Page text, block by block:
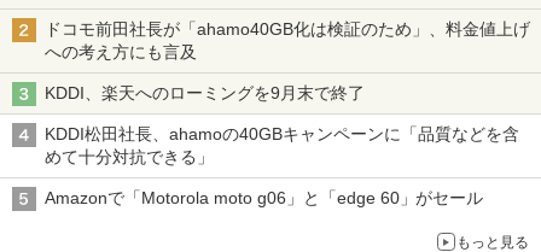
穴と楽天モバイルの課題
ドコモ前田社長が「ahamo40GB化は検証のため」、料金値上げ
への考え方にも言及
KDDI、楽天へのローミングを9月末で終了
KDDI松田社長、ahamoの40GBキャンペーンに「品質などを含
めて十分対抗できる」
Amazonで「Motorola moto g06」と「edge 60」がセール
もっと見る